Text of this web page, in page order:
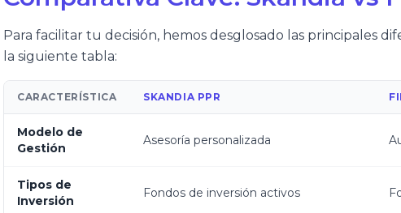
Para facilitar tu decisión, hemos desglosado las principales
la siguiente tabla:
CARACTERÍSTICA SKANDIA PPR
Modelo de
Gestión
Asesoría personalizada
Tipos de
Inversión
Fondos de inversión activos